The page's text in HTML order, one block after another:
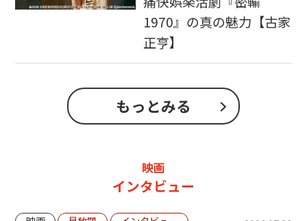
1970』の真の魅力【古家
正亨】
もっとみる
映画
インタビュー